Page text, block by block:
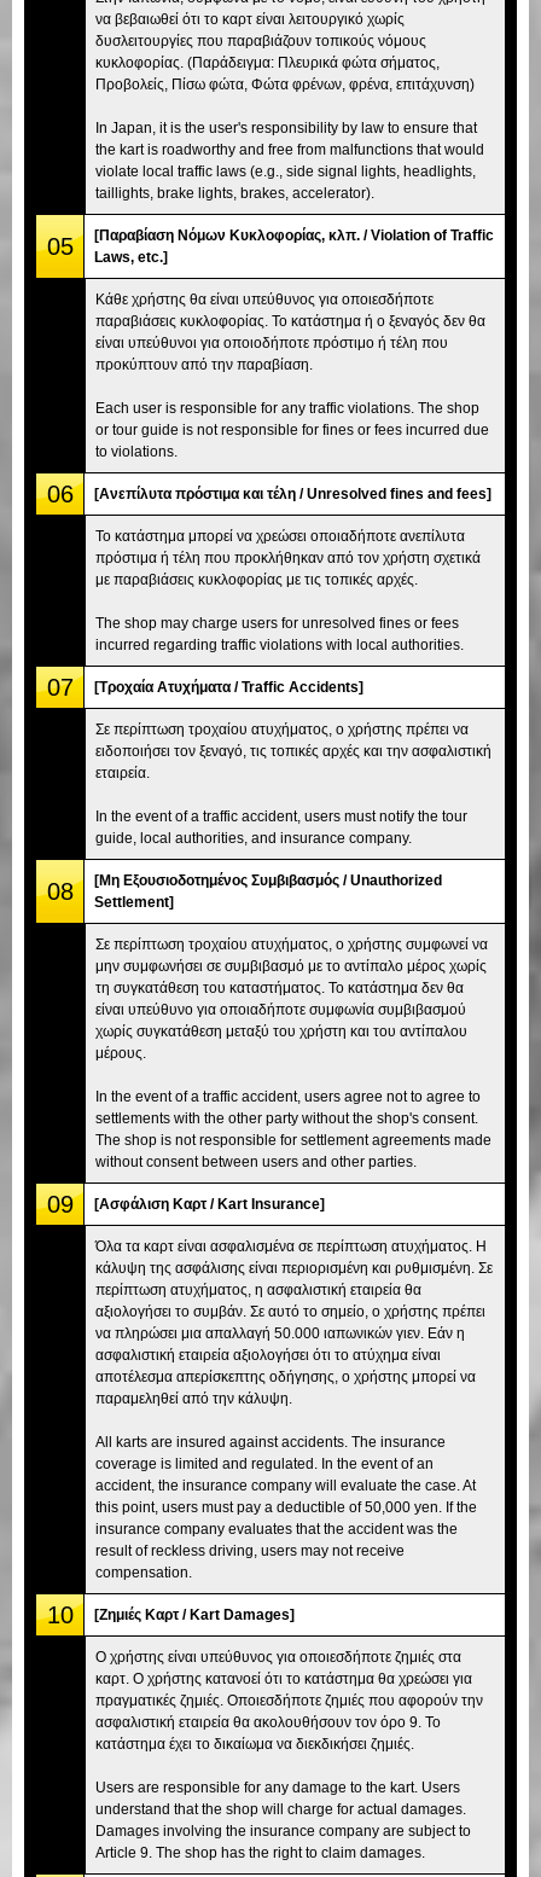
να βεβαιωθεί ότι το καρτ είναι λειτουργικό χωρίς
δυσλειτουργίες που παραβιάζουν τοπικούς νόμους
κυκλοφορίας. (Παράδειγμα: Πλευρικά φώτα σήματος,
Προβολείς, Πίσω φώτα, Φώτα φρένων, φρένα, επιτάχυνση)
In Japan, it is the user's responsibility by law to ensure that
the kart is roadworthy and free from malfunctions that would
violate local traffic laws (e.g., side signal lights, headlights,
taillights, brake lights, brakes, accelerator).
05
[Παραβίαση Νόμων Κυκλοφορίας, κλπ. / Violation of Traffic
Laws, etc.]
Κάθε χρήστης θα είναι υπεύθυνος για οποιεσδήποτε
παραβιάσεις κυκλοφορίας. Το κατάστημα ή ο ξεναγός δεν θα
είναι υπεύθυνοι για οποιοδήποτε πρόστιμο ή τέλη που
προκύπτουν από την παραβίαση.
Each user is responsible for any traffic violations. The shop
or tour guide is not responsible for fines or fees incurred due
to violations.
06 [Ανεπίλυτα πρόστιμα και τέλη / Unresolved fines and fees]
Το κατάστημα μπορεί να χρεώσει οποιαδήποτε ανεπίλυτα
πρόστιμα ή τέλη που προκλήθηκαν από τον χρήστη σχετικά
με παραβιάσεις κυκλοφορίας με τις τοπικές αρχές.
The shop may charge users for unresolved fines or fees
incurred regarding traffic violations with local authorities.
07 [Τροχαία Ατυχήματα / Traffic Accidents]
Σε περίπτωση τροχαίου ατυχήματος, ο χρήστης πρέπει να
ειδοποιήσει τον ξεναγό, τις τοπικές αρχές και την ασφαλιστική
εταιρεία.
In the event of a traffic accident, users must notify the tour
guide, local authorities, and insurance company.
08
[Μη Εξουσιοδοτημένος Συμβιβασμός / Unauthorized
Settlement]
Σε περίπτωση τροχαίου ατυχήματος, ο χρήστης συμφωνεί να
μην συμφωνήσει σε συμβιβασμό με το αντίπαλο μέρος χωρίς
τη συγκατάθεση του καταστήματος. Το κατάστημα δεν θα
είναι υπεύθυνο για οποιαδήποτε συμφωνία συμβιβασμού
χωρίς συγκατάθεση μεταξύ του χρήστη και του αντίπαλου
μέρους.
In the event of a traffic accident, users agree not to agree to
settlements with the other party without the shop's consent.
The shop is not responsible for settlement agreements made
without consent between users and other parties.
09 [Ασφάλιση Καρτ / Kart Insurance]
Όλα τα καρτ είναι ασφαλισμένα σε περίπτωση ατυχήματος. Η
κάλυψη της ασφάλισης είναι περιορισμένη και ρυθμισμένη. Σε
περίπτωση ατυχήματος, η ασφαλιστική εταιρεία θα
αξιολογήσει το συμβάν. Σε αυτό το σημείο, ο χρήστης πρέπει
να πληρώσει μια απαλλαγή 50.000 ιαπωνικών γιεν. Εάν η
ασφαλιστική εταιρεία αξιολογήσει ότι το ατύχημα είναι
αποτέλεσμα απερίσκεπτης οδήγησης, ο χρήστης μπορεί να
παραμεληθεί από την κάλυψη.
All karts are insured against accidents. The insurance
coverage is limited and regulated. In the event of an
accident, the insurance company will evaluate the case. At
this point, users must pay a deductible of 50,000 yen. If the
insurance company evaluates that the accident was the
result of reckless driving, users may not receive
compensation.
10 [Ζημιές Καρτ / Kart Damages]
Ο χρήστης είναι υπεύθυνος για οποιεσδήποτε ζημιές στα
καρτ. Ο χρήστης κατανοεί ότι το κατάστημα θα χρεώσει για
πραγματικές ζημιές. Οποιεσδήποτε ζημιές που αφορούν την
ασφαλιστική εταιρεία θα ακολουθήσουν τον όρο 9. Το
κατάστημα έχει το δικαίωμα να διεκδικήσει ζημιές.
Users are responsible for any damage to the kart. Users
understand that the shop will charge for actual damages.
Damages involving the insurance company are subject to
Article 9. The shop has the right to claim damages.